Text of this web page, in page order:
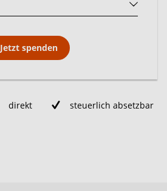
Jetzt spenden
direkt steuerlich absetzbar